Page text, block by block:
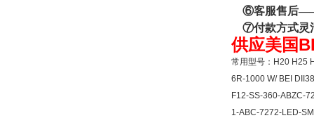
⑥客服售后——
⑦付款方式灵
供应美国
常用型号：H20 H25
6R-1000 W/ BEI
F12-SS-360-ABZC-
1-ABC-7272-LED-